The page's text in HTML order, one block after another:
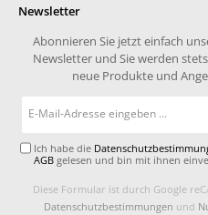
Newsletter
Abonnieren Sie jetzt einfach
Newsletter und Sie werden
neue Produkte und
Ich habe die
AGB gelesen und bin mit ihnen
Diese Formular ist durch Google
Datenschutzbestimmungen und